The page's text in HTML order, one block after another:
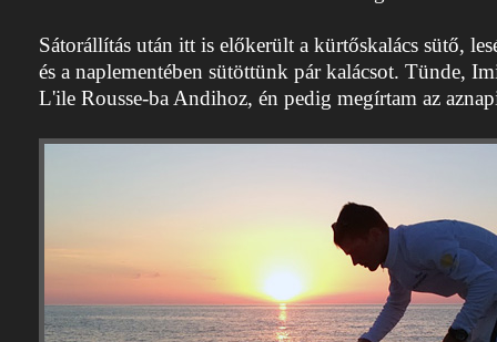
Sátorállítás után itt is előkerült a kürtőskalács sütő,
és a naplementében sütöttünk pár kalácsot. Tünde,
L'ile Rousse-ba Andihoz, én pedig megírtam az